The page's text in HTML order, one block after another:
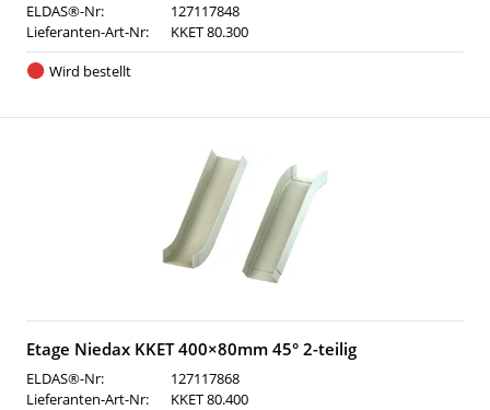
ELDAS®-Nr:
127117848
Lieferanten-Art-Nr:
KKET 80.300
Wird bestellt
Etage Niedax KKET 400×80mm 45° 2-teilig
ELDAS®-Nr:
127117868
Lieferanten-Art-Nr:
KKET 80.400